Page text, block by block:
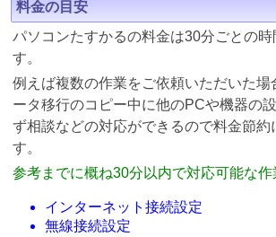
料金の目安
パソコンたすかるの料金は30分ごとの時
す。
例えば複数の作業をご依頼いただいた
ータ移行のコピー中に他のPCや機器の
ず相談などの対応ができるので料金節約
す。
参考までに概ね30分以内で対応可能な作
インターネット接続設定
無線接続設定